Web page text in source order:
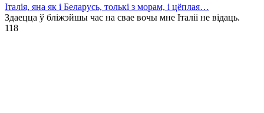
Італія, яна як і Беларусь, толькі з морам, і цёплая…
Здаецца ў бліжэйшы час на свае вочы мне Італіі не відаць.
118